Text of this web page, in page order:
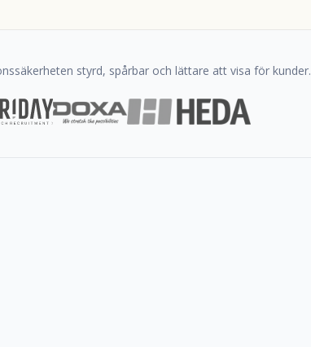
styrd, spårbar och lättare att visa för kunder.